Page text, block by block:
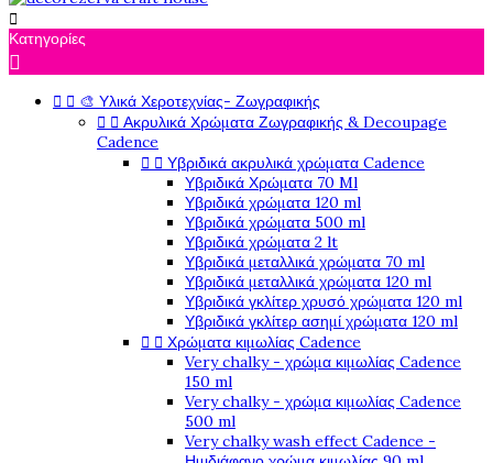

Κατηγορίες

  🎨 Υλικά Χεροτεχνίας- Ζωγραφικής
  Ακρυλικά Χρώματα Ζωγραφικής & Decoupage
Cadence
  Υβριδικά ακρυλικά χρώματα Cadence
Υβριδικά Χρώματα 70 Ml
Υβριδικά χρώματα 120 ml
Υβριδικά χρώματα 500 ml
Υβριδικά χρώματα 2 lt
Υβριδικά μεταλλικά χρώματα 70 ml
Υβριδικά μεταλλικά χρώματα 120 ml
Υβριδικά γκλίτερ χρυσό χρώματα 120 ml
Υβριδικά γκλίτερ ασημί χρώματα 120 ml
  Χρώματα κιμωλίας Cadence
Very chalky - χρώμα κιμωλίας Cadence
150 ml
Very chalky - χρώμα κιμωλίας Cadence
500 ml
Very chalky wash effect Cadence -